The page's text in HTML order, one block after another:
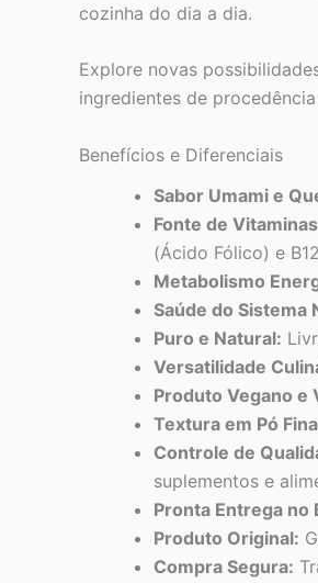
cozinha do dia a dia.
Explore novas
ingredientes de
Benefícios e Diferenciais
Sabor Umami e
Fonte de
(Ácido Fólico) e
Metabolismo
Saúde do Sistema
Puro e Natural:
Versatilidade
Produto Vegano e
Textura em Pó
Controle de
suplementos e
Pronta Entrega no
Produto Original:
Compra Segura: